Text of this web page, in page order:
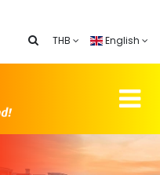
THB English